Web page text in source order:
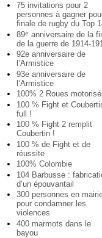
75 invitations pour 2
personnes à gagner
finale de rugby du Top
89e anniversaire de la
de la guerre de 1914-
92e anniversaire de
l’Armistice
93e anniversaire de
l’Armistice
100% 2 Roues
100 % Fight et
full !
100 % Fight 2 remplit
Coubertin !
100 % de Fight et de
réussite
100% Colombie
104 Barbusse :
d’un épouvantail
300 personnes en
pour condamner les
violences
400 marmots dans le
bayou